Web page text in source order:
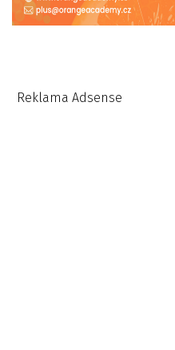
Reklama Adsense